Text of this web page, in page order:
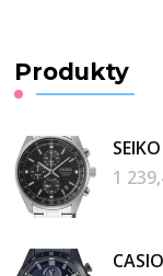
Produkty
1